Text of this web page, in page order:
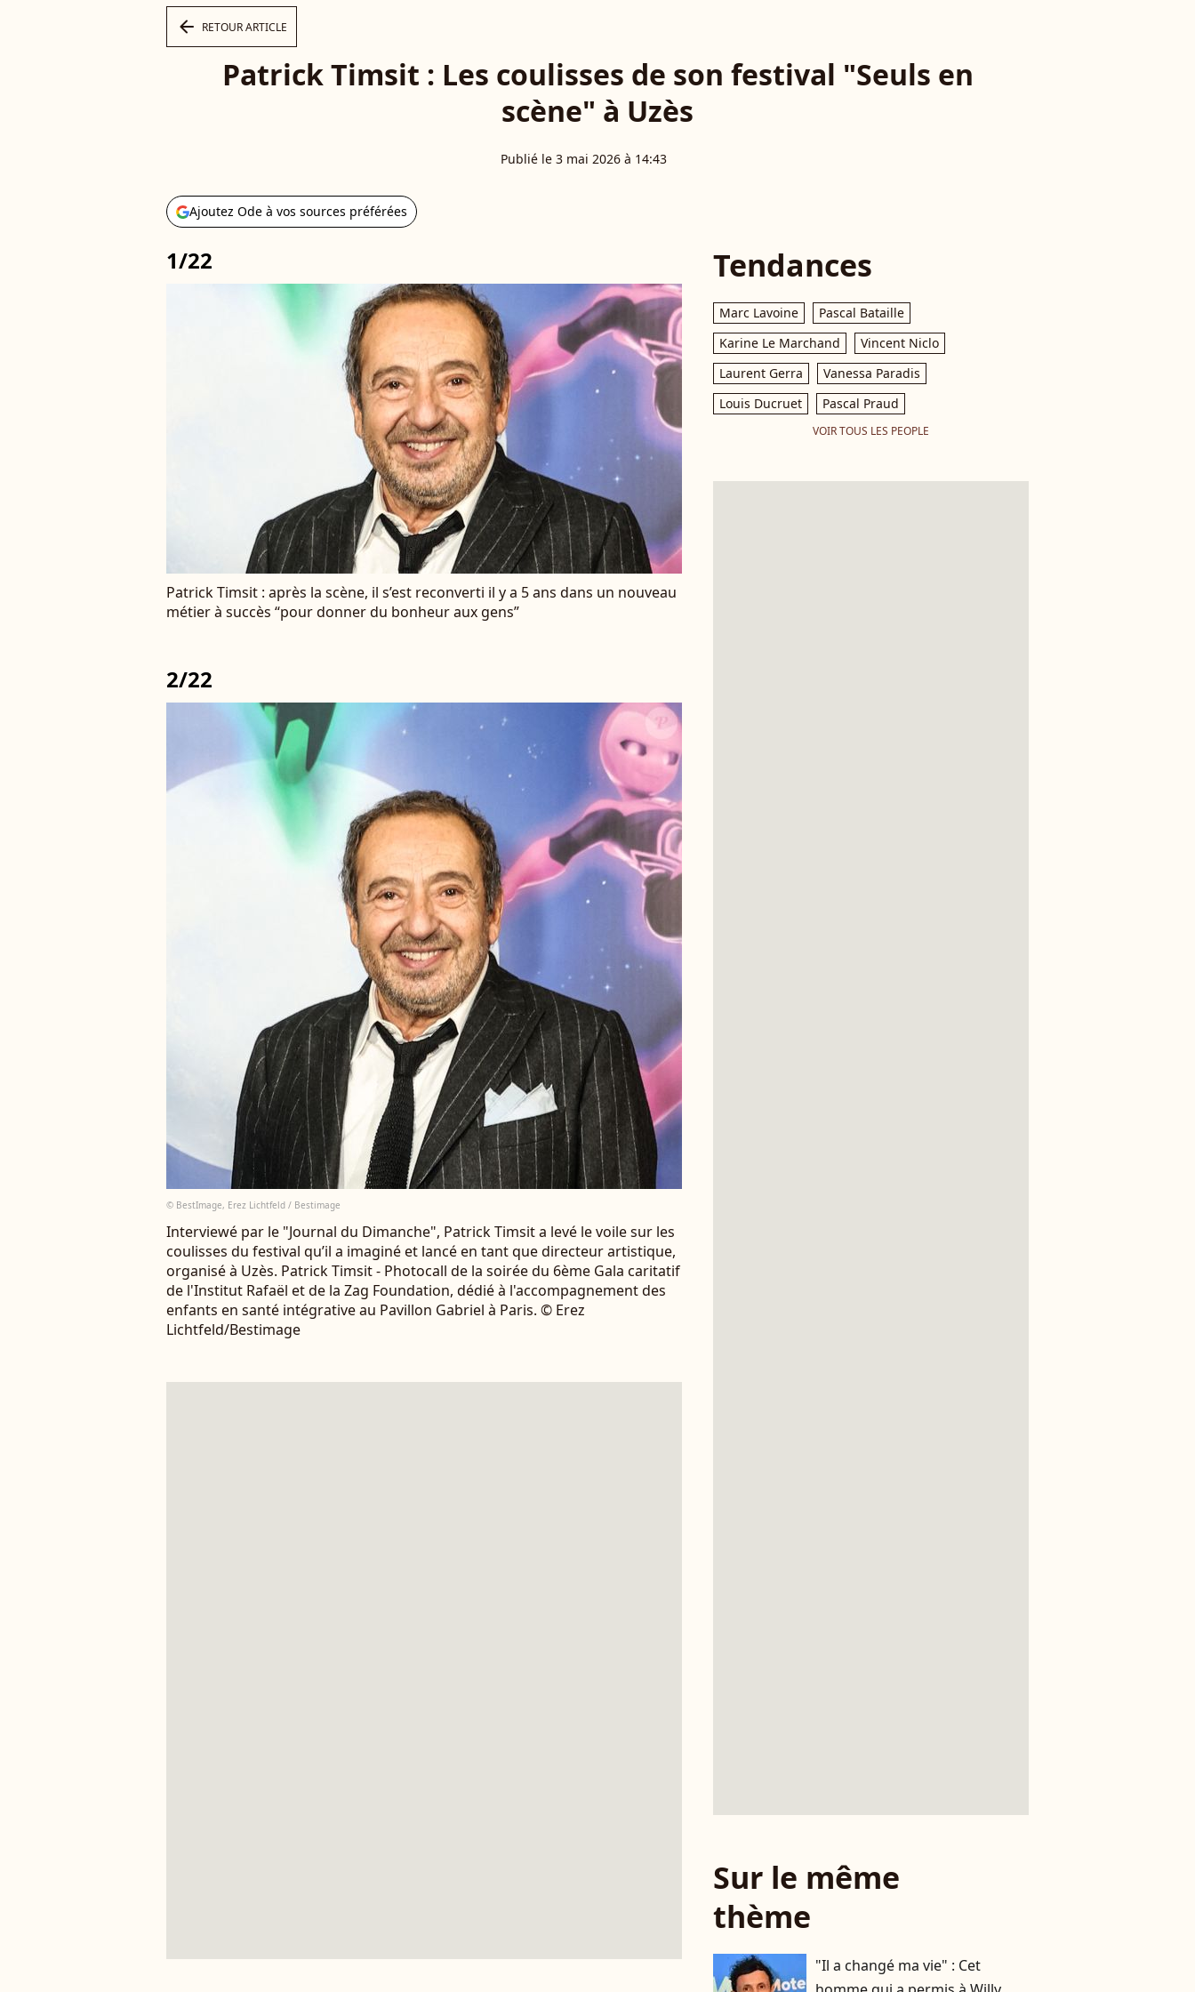
arrow_left RETOUR ARTICLE
Patrick Timsit : Les coulisses de son festival "Seuls en
scène" à Uzès
Publié le 3 mai 2026 à 14:43
Ajoutez Ode à vos sources préférées
1/22
Patrick Timsit : après la scène, il s’est reconverti il y a 5 ans dans un nouveau
métier à succès “pour donner du bonheur aux gens”
2/22
© BestImage, Erez Lichtfeld / Bestimage
Interviewé par le "Journal du Dimanche", Patrick Timsit a levé le voile sur les
coulisses du festival qu’il a imaginé et lancé en tant que directeur artistique,
organisé à Uzès. Patrick Timsit - Photocall de la soirée du 6ème Gala caritatif
de l'Institut Rafaël et de la Zag Foundation, dédié à l'accompagnement des
enfants en santé intégrative au Pavillon Gabriel à Paris. © Erez
Lichtfeld/Bestimage
Tendances
Marc Lavoine
Pascal Bataille
Karine Le Marchand
Vincent Niclo
Laurent Gerra
Vanessa Paradis
Louis Ducruet
Pascal Praud
VOIR TOUS LES PEOPLE
Sur le même
thème
"Il a changé ma vie" : Cet